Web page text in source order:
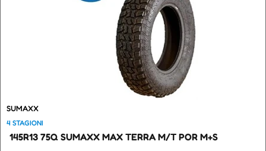
SUMAXX
4 STAGIONI
145R13 75Q SUMAXX MAX TERRA M/T POR M+S